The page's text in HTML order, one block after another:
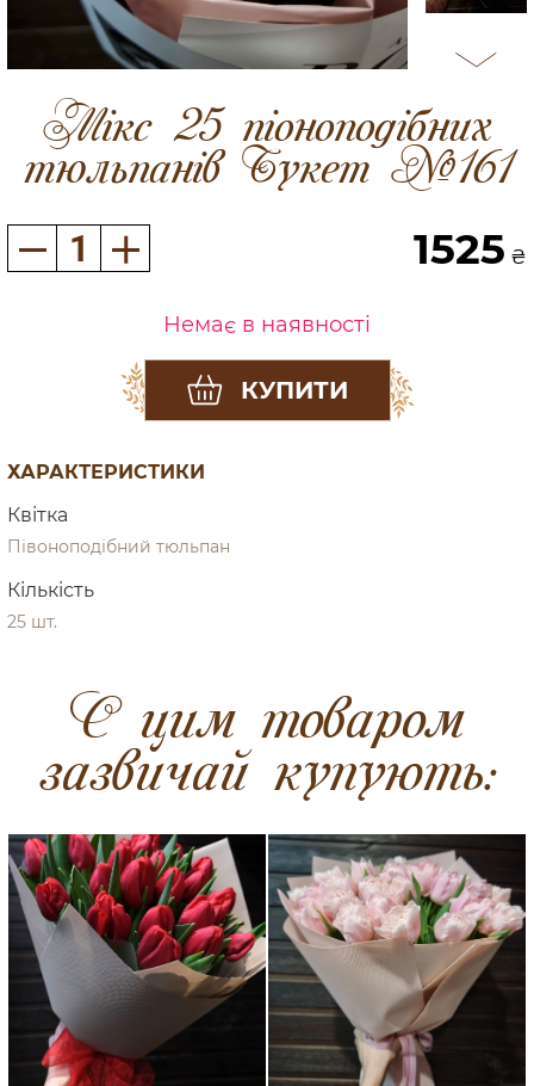
Мікс 25 піоноподібних
тюльпанів Букет №161
1525 ₴
Немає в наявності
КУПИТИ
ХАРАКТЕРИСТИКИ
Квітка
Півоноподібний тюльпан
Кількість
25 шт.
C цим товаром
зазвичай купують: